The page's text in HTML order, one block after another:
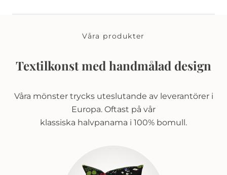
Våra produkter
Textilkonst med handmålad design
Våra mönster trycks uteslutande av leverantörer i
Europa. Oftast på vår
klassiska halvpanama i 100% bomull.